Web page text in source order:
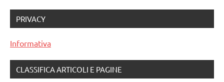
PRIVACY
Informativa
CLASSIFICA ARTICOLI E PAGINE